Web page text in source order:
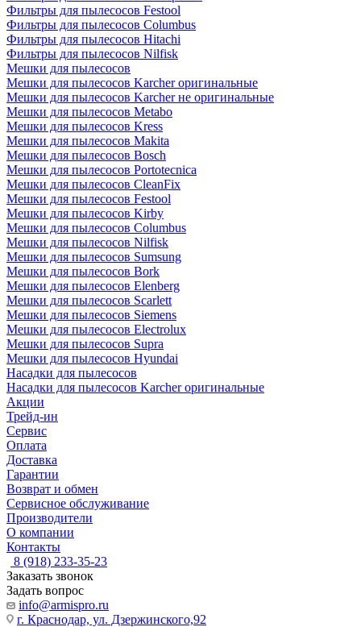
Фильтры для пылесосов Festool
Фильтры для пылесосов Columbus
Фильтры для пылесосов Hitachi
Фильтры для пылесосов Nilfisk
Мешки для пылесосов
Мешки для пылесосов Karcher оригинальные
Мешки для пылесосов Karcher не оригинальные
Мешки для пылесосов Metabo
Мешки для пылесосов Kress
Мешки для пылесосов Makita
Мешки для пылесосов Bosch
Мешки для пылесосов Portotecnica
Мешки для пылесосов CleanFix
Мешки для пылесосов Festool
Мешки для пылесосов Kirby
Мешки для пылесосов Columbus
Мешки для пылесосов Nilfisk
Мешки для пылесосов Sumsung
Мешки для пылесосов Bork
Мешки для пылесосов Elenberg
Мешки для пылесосов Scarlett
Мешки для пылесосов Siemens
Мешки для пылесосов Electrolux
Мешки для пылесосов Supra
Мешки для пылесосов Hyundai
Насадки для пылесосов
Насадки для пылесосов Karcher оригинальные
Акции
Трейд-ин
Сервис
Оплата
Доставка
Гарантии
Возврат и обмен
Сервисное обслуживание
Производители
О компании
Контакты
8 (918) 233-35-23
Заказать звонок
Задать вопрос
info@armispro.ru
г. Краснодар, ул. Дзержинского,92